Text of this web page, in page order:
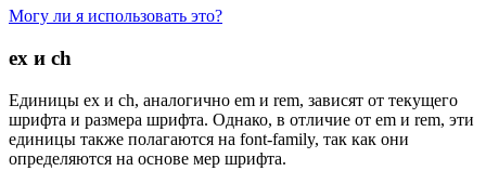
Могу ли я использовать это?
ex и ch
Единицы ex и ch, аналогично em и rem, зависят от текущего
шрифта и размера шрифта. Однако, в отличие от em и rem, эти
единицы также полагаются на font-family, так как они
определяются на основе мер шрифта.